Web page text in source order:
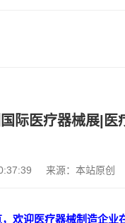
际医疗器械展|医
来源：本站原创
欢迎医疗器械制造企